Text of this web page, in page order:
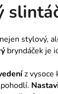
stylový,
bryndáček je
z vysoce